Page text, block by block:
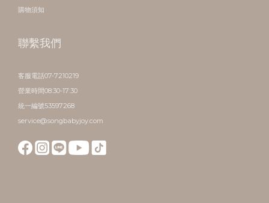
購物須知
聯繫我們
客服電話07-7210219
營業時間08:30-17:30
統一編號53597268
service@songbabyjoy.com